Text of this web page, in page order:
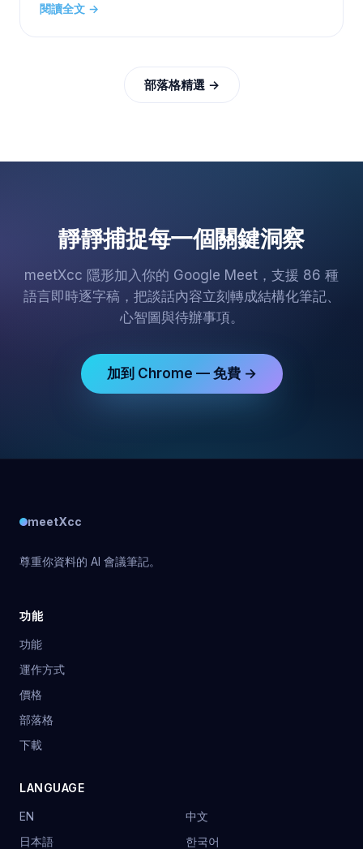
文中，我們將探討什麼是同伴模式，以及它如何在虛擬會
閱讀全文 →
部落格精選 →
靜靜捕捉每一個關鍵洞察
meetXcc 隱形加入你的 Google Meet，支援 86 種
語言即時逐字稿，把談話內容立刻轉成結構化筆記、
心智圖與待辦事項。
加到 Chrome — 免費 →
meetXcc
尊重你資料的 AI 會議筆記。
功能
功能
運作方式
價格
部落格
下載
LANGUAGE
EN
中文
日本語
한국어